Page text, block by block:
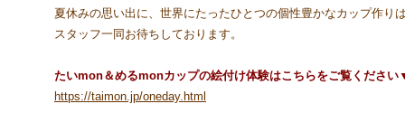
夏休みの思い出に、世界にたったひとつの個性豊かなカップ作り
スタッフ一同お待ちしております。
たいmon＆めるmonカップの絵付け体験はこちらをご覧くださ
https://taimon.jp/oneday.html